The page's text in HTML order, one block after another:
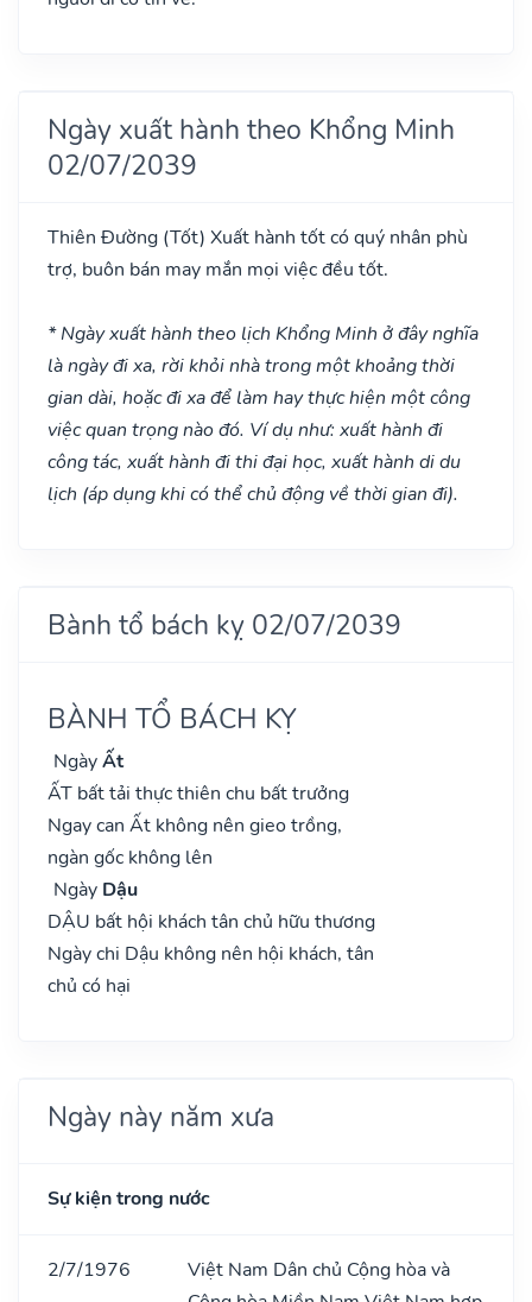
Ngày xuất hành theo Khổng Minh
02/07/2039
Thiên Đường (Tốt) Xuất hành tốt có quý nhân phù
trợ, buôn bán may mắn mọi việc đều tốt.
* Ngày xuất hành theo lịch Khổng Minh ở đây nghĩa
là ngày đi xa, rời khỏi nhà trong một khoảng thời
gian dài, hoặc đi xa để làm hay thực hiện một công
việc quan trọng nào đó. Ví dụ như: xuất hành đi
công tác, xuất hành đi thi đại học, xuất hành di du
lịch (áp dụng khi có thể chủ động về thời gian đi).
Bành tổ bách kỵ 02/07/2039
BÀNH TỔ BÁCH KỴ
NgàyẤt
ẤT bất tải thực thiên chu bất trưởng
Ngay can Ất không nên gieo trồng,
ngàn gốc không lên
Ngày Dậu
DẬU bất hội khách tân chủ hữu thương
Ngày chi Dậu không nên hội khách, tân
chủ có hại
Ngày này năm xưa
Sự kiện trong nước
2/7/1976
Việt Nam Dân chủ Cộng hòa và